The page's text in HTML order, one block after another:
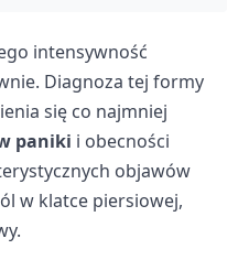
intensywność
Diagnoza tej formy
się co najmniej
paniki i obecności
objawów
w klatce piersiowej,